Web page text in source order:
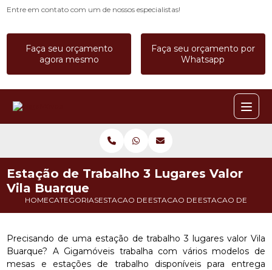
Entre em contato com um de nossos especialistas!
Faça seu orçamento
agora mesmo
Faça seu orçamento por
Whatsapp
HOMECATEGORIASESTACAO DE TRABALHOESTACAO DE TRABALHO A
ESTACAO DE
Estação de Trabalho 3 Lugares Valor
Vila Buarque
Precisando de uma estação de trabalho 3 lugares valor Vila
Buarque? A Gigamóveis trabalha com vários modelos de
mesas e estações de trabalho disponíveis para entrega